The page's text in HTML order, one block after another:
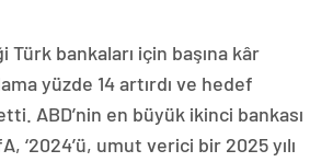
bankaları için başına kâr
yüzde 14 artırdı ve hedef
ABD’nin en büyük ikinci bankası
‘2024’ü, umut verici bir 2025 yılı